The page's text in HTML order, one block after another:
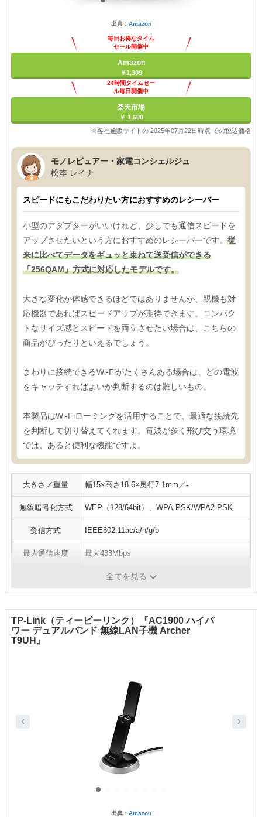
出典： Amazon
毎日お得なタイム
セール開催中
Amazon
￥1,309
24時間タイムセー
ル毎日開催中
楽天市場
￥ 1,580
※各社通販サイトの 2025年07月22日時点 での税込価格
モノレビュアー・家電コンシェルジュ
松本 レイナ
スピードにもこだわりたい方におすすめのレシーバー
小型のアダプターがいいけれど、少しでも通信スピードを
アップさせたいという方におすすめのレシーバーです。 従
来に比べてデータをギュッと束ねて送受信ができる
「256QAM」方式に対応したモデルです。
大きな変化が体感できるほどではありませんが、親機も対
応機器であればスピードアップが期待できます。コンパク
トなサイズ感とスピードを両立させたい場合は、こちらの
商品がぴったりといえるでしょう。
まわりに接続できるWi-Fiがたくさんある場合は、どの電波
をキャッチすればよいか判断するのは難しいもの。
本製品はWi-Fiローミングを活用することで、最適な接続先
を判断して切り替えてくれます。電波が多く飛び交う環境
では、あると便利な機能ですよ。
大きさ／重量 幅15×高さ18.6×奥行7.1mm／-
無線暗号化方式 WEP（128/64bit）、WPA-PSK/WPA2-PSK
受信方式 IEEE802.11ac/a/n/g/b
最大通信速度 最大433Mbps
WPS対応全てを見る
TP-Link（ティーピーリンク）『AC1900 ハイパ
ワー デュアルバンド 無線LAN子機 Archer
T9UH』
出典： Amazon